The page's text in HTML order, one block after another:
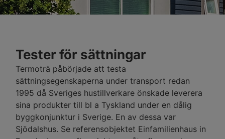
Tester för sättningar
Termoträ påbörjade att testa
sättningsegenskaperna under transport redan
1995 då Sveriges hustillverkare önskade leverera
sina produkter till bl a Tyskland under en dålig
byggkonjunktur i Sverige. En av dessa var
Sjödalshus. Se referensobjektet Einfamilienhaus in